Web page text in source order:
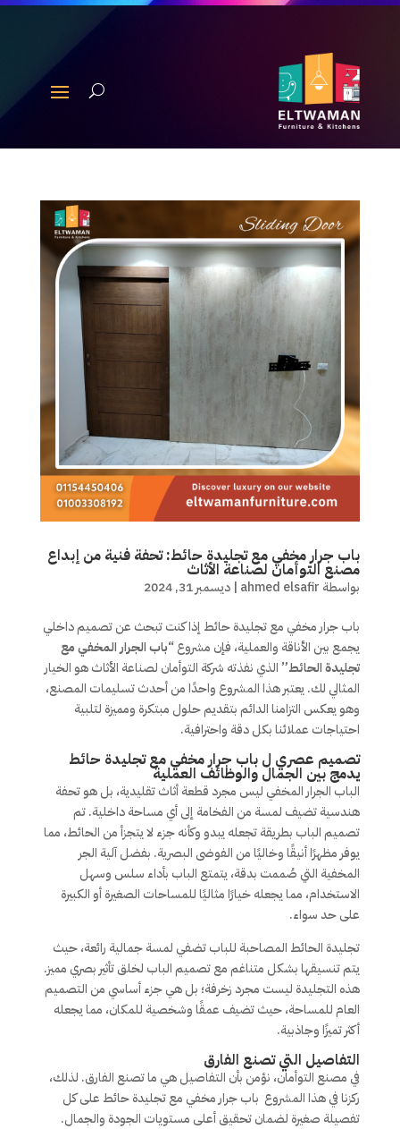
باب جرار مخفي مع تجليدة حائط: تحفة فنية من إبداع
مصنع التوأمان لصناعة الأثاث
بواسطة ahmed elsafir
| ديسمبر 31, 2024
باب جرار مخفي مع تجليدة حائط إذا كنت تبحث عن تصميم داخلي
يجمع بين الأناقة والعملية، فإن مشروع“باب الجرار المخفي مع
تجليدة الحائط” الذي نفذته شركة التوأمان لصناعة الأثاث هو الخيار
المثالي لك. يعتبر هذا المشروع واحدًا من أحدث تسليمات المصنع،
وهو يعكس التزامنا الدائم بتقديم حلول مبتكرة ومميزة لتلبية
احتياجات عملائنا بكل دقة واحترافية.
تصميم عصري ل باب جرار مخفي مع تجليدة حائط
يدمج بين الجمال والوظائف العملية
الباب الجرار المخفي ليس مجرد قطعة أثاث تقليدية، بل هو تحفة
هندسية تضيف لمسة من الفخامة إلى أي مساحة داخلية. تم
تصميم الباب بطريقة تجعله يبدو وكأنه جزء لا يتجزأ من الحائط، مما
يوفر مظهرًا أنيقًا وخاليًا من الفوضى البصرية. بفضل آلية الجر
المخفية التي صُممت بدقة، يتمتع الباب بأداء سلس وسهل
الاستخدام، مما يجعله خيارًا مثاليًا للمساحات الصغيرة أو الكبيرة
على حد سواء.
تجليدة الحائط المصاحبة للباب تضفي لمسة جمالية رائعة، حيث
يتم تنسيقها بشكل متناغم مع تصميم الباب لخلق تأثير بصري مميز.
هذه التجليدة ليست مجرد زخرفة؛ بل هي جزء أساسي من التصميم
العام للمساحة، حيث تضيف عمقًا وشخصية للمكان، مما يجعله
أكثر تميزًا وجاذبية.
التفاصيل التي تصنع الفارق
في مصنع التوأمان، نؤمن بأن التفاصيل هي ما تصنع الفارق. لذلك،
ركزنا في هذا المشروع باب جرار مخفي مع تجليدة حائط على كل
تفصيلة صغيرة لضمان تحقيق أعلى مستويات الجودة والجمال.